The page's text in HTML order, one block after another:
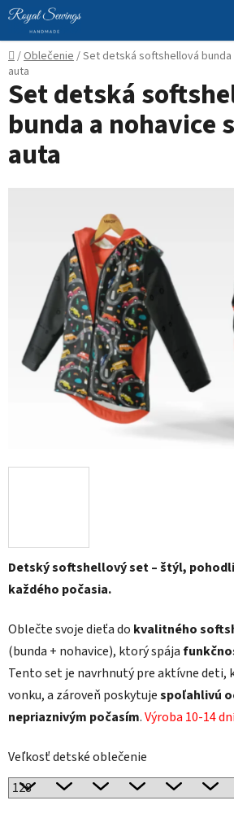
Prejsť
na
obsah
Domov
/Oblečenie/Set detská softshellová
auta
Detský softshellový set – štýl,
každého počasia.
Oblečte svoje dieťa do kvalitného
(bunda + nohavice), ktorý spája
Tento set je navrhnutý pre aktívne deti,
vonku, a zároveň poskytujespoľahlivú
nepriaznivým počasím.Výroba 10-14
Veľkosť detské oblečenie
Set detská
bunda a nohavice
auta